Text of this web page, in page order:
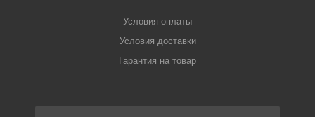
Условия оплаты
Условия доставки
Гарантия на товар